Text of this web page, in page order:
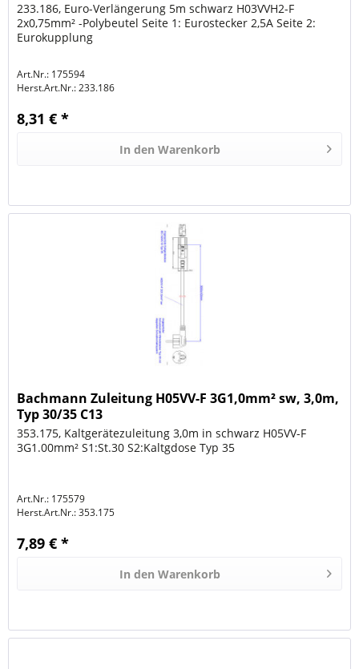
233.186, Euro-Verlängerung 5m schwarz H03VVH2-F
2x0,75mm² -Polybeutel Seite 1: Eurostecker 2,5A Seite 2:
Eurokupplung
Art.Nr.: 175594
Herst.Art.Nr.:233.186
8,31 € *
In den Warenkorb
Bachmann Zuleitung H05VV-F 3G1,0mm² sw, 3,0m,
Typ 30/35 C13
353.175, Kaltgerätezuleitung 3,0m in schwarz H05VV-F
3G1.00mm² S1:St.30 S2:Kaltgdose Typ 35
Art.Nr.: 175579
Herst.Art.Nr.:353.175
7,89 € *
In den Warenkorb